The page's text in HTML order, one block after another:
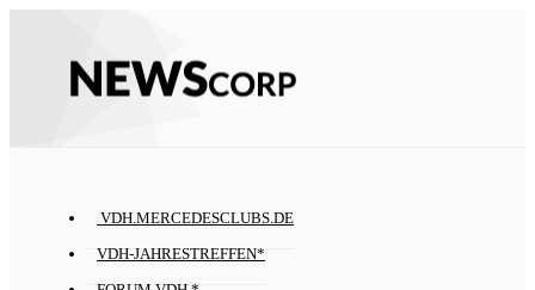
VDH.MERCEDESCLUBS.DE
VDH-JAHRESTREFFEN*